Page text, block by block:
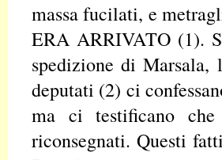
massa fucilati, e
ERA ARRIVATO (1).
spedizione di Marsala,
deputati (2) ci
ma ci testificano
riconsegnati. Questi